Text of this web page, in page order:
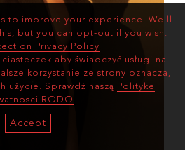
to improve your experience. We'll
but you can opt-out if you wish.
Privacy Policy
aby świadczyć usługi na
korzystanie ze strony oznacza,
użycie. Sprawdź naszą Polityke
RODO
Accept